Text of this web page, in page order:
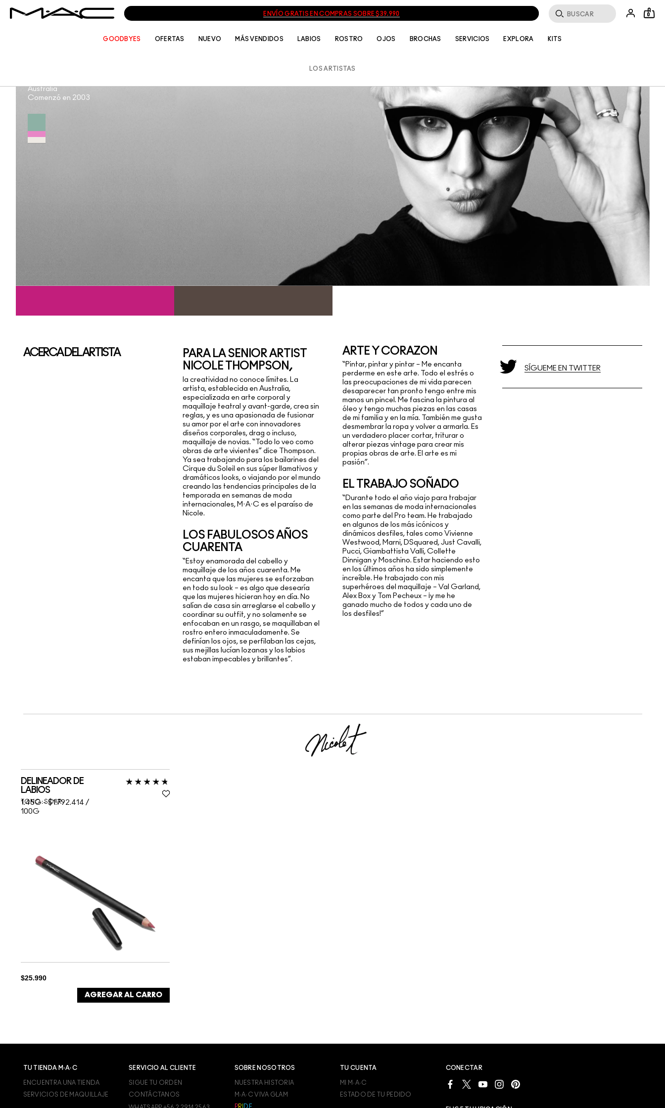
ENVÍO GRATIS EN COMPRAS SOBRE $39.990
Buscar
0
GOODBYES OFERTAS NUEVO MÁS VENDIDOS LABIOS ROSTRO OJOS BROCHAS SERVICIOS EXPLORA KITS
LOS ARTISTAS
Australia
Comenzó en 2003
ACERCA DEL ARTISTA
PARA LA SENIOR ARTIST
NICOLE THOMPSON,
la creatividad no conoce límites. La
artista, establecida en Australia,
especializada en arte corporal y
maquillaje teatral y avant-garde, crea sin
reglas, y es una apasionada de fusionar
su amor por el arte con innovadores
diseños corporales, drag o incluso,
maquillaje de novias. “Todo lo veo como
obras de arte vivientes” dice Thompson.
Ya sea trabajando para los bailarines del
Cirque du Soleil en sus súper llamativos y
dramáticos looks, o viajando por el mundo
creando las tendencias principales de la
temporada en semanas de moda
internacionales, M·A·C es el paraíso de
Nicole.
LOS FABULOSOS AÑOS
CUARENTA
“Estoy enamorada del cabello y
maquillaje de los años cuarenta. Me
encanta que las mujeres se esforzaban
en todo su look – es algo que desearía
que las mujeres hicieran hoy en día. No
salían de casa sin arreglarse el cabello y
coordinar su outfit, y no solamente se
enfocaban en un rasgo, se maquillaban el
rostro entero inmaculadamente. Se
definían los ojos, se perfilaban las cejas,
sus mejillas lucían lozanas y los labios
estaban impecables y brillantes”.
ARTE Y CORAZÓN
“Pintar, pintar y pintar – Me encanta
perderme en este arte. Todo el estrés o
las preocupaciones de mi vida parecen
desaparecer tan pronto tengo entre mis
manos un pincel. Me fascina la pintura al
óleo y tengo muchas piezas en las casas
de mi familia y en la mía. También me gusta
desmembrar la ropa y volver a armarla. Es
un verdadero placer cortar, triturar o
alterar piezas vintage para crear mis
propias obras de arte. El arte es mi
pasión”.
EL TRABAJO SOÑADO
“Durante todo el año viajo para trabajar
en las semanas de moda internacionales
como parte del Pro team. He trabajado
en algunos de los más icónicos y
dinámicos desfiles, tales como Vivienne
Westwood, Marni, DSquared, Just Cavalli,
Pucci, Giambattista Valli, Collette
Dinnigan y Moschino. Estar haciendo esto
en los últimos años ha sido simplemente
increíble. He trabajado con mis
superhéroes del maquillaje – Val Garland,
Alex Box y Tom Pecheux – ¡y me he
ganado mucho de todos y cada uno de
los desfiles!”
SÍGUEME EN TWITTER
DELINEADOR DE
LABIOS
TONO :SOAR
$25.990
1.45G-$1.792.414 /
100G
AGREGAR AL CARRO
TU TIENDA M·A·C
ENCUENTRA UNA TIENDA
SERVICIOS DE MAQUILLAJE
SERVICIO AL CLIENTE
SIGUE TU ORDEN
CONTÁCTANOS
SOBRE NOSOTROS
NUESTRA HISTORIA
M·A·C VIVA GLAM
PR D E
TU CUENTA
MI M·A·C
ESTADO DE TU PEDIDO
CONECTAR